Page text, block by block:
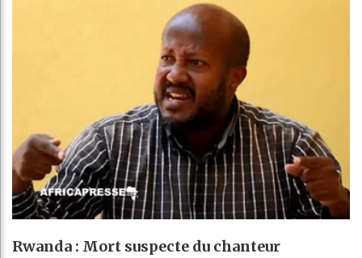
Rwanda : Mort suspecte du chanteur